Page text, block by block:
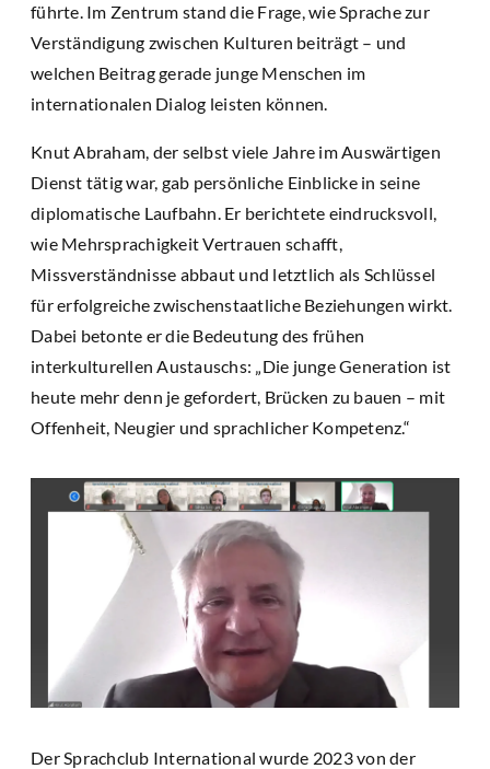
führte. Im Zentrum stand die Frage, wie Sprache zur
Verständigung zwischen Kulturen beiträgt – und
welchen Beitrag gerade junge Menschen im
internationalen Dialog leisten können.
Knut Abraham, der selbst viele Jahre im Auswärtigen
Dienst tätig war, gab persönliche Einblicke in seine
diplomatische Laufbahn. Er berichtete eindrucksvoll,
wie Mehrsprachigkeit Vertrauen schafft,
Missverständnisse abbaut und letztlich als Schlüssel
für erfolgreiche zwischenstaatliche Beziehungen wirkt.
Dabei betonte er die Bedeutung des frühen
interkulturellen Austauschs: „Die junge Generation ist
heute mehr denn je gefordert, Brücken zu bauen – mit
Offenheit, Neugier und sprachlicher Kompetenz.“
Der Sprachclub International wurde 2023 von der